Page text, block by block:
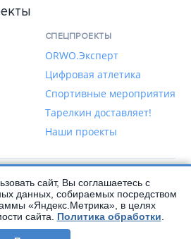
СПЕЦПРОЕКТЫ
ORWO.Эксперт
Цифровая атлетика
Спортивные мероприятия
Тарелкин доставляет!
Наши проекты
сайт, Вы соглашаетесь с
данных, собираемых посредством
«Яндекс.Метрика», в целях
сайта. Политика обработки